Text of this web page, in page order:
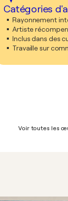
Catégories
Rayonnement
Artiste
Inclus dans des
Travaille sur
Voir toutes les